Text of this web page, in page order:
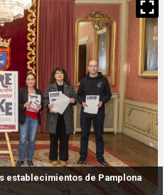
establecimientos de Pamplona